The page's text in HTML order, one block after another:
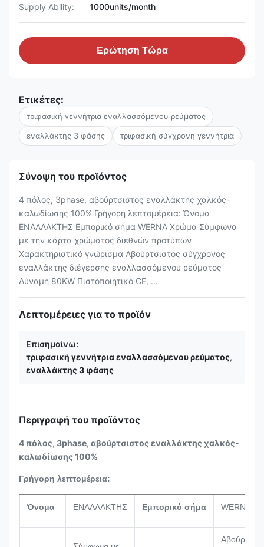
Supply Ability:
1000units/month
Ερώτηση Τώρα
Ετικέτες:
τριφασική γεννήτρια εναλλασσόμενου ρεύματος
εναλλάκτης 3 φάσης τριφασική σύγχρονη γεννήτρια
Σύνοψη του προϊόντος
4 πόλος, 3phase, αβούρτσιστος εναλλάκτης χαλκός-
καλωδίωσης 100% Γρήγορη λεπτομέρεια: Όνομα
ΕΝΑΛΛΑΚΤΗΣ Εμπορικό σήμα WERNA Χρώμα Σύμφωνα
με την κάρτα χρώματος διεθνών προτύπων
Χαρακτηριστικό γνώρισμα Αβούρτσιστος σύγχρονος
εναλλάκτης διέγερσης εναλλασσόμενου ρεύματος
Δύναμη 80KW Πιστοποιητικό CE, ...
Λεπτομέρειες για το προϊόν
Επισημαίνω:
τριφασική γεννήτρια εναλλασσόμενου ρεύματος,
εναλλάκτης 3 φάσης
Περιγραφή του προϊόντος
4 πόλος, 3phase, αβούρτσιστος εναλλάκτης χαλκός-
καλωδίωσης 100%
Γρήγορη λεπτομέρεια:
Όνομα ΕΝΑΛΛΑΚΤΗΣ Εμπορικό σήμα WERNA